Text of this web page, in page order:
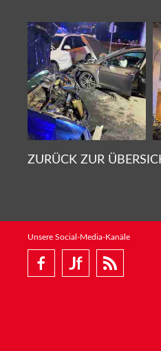
ZURÜCK ZUR
Unsere Social-Media-Kanäle